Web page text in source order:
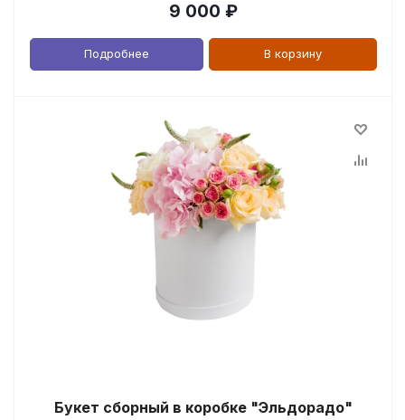
9 000 ₽
Подробнее В корзину
Букет сборный в коробке "Эльдорадо"